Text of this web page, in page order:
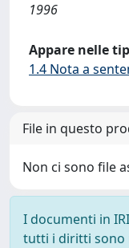
1996
Appare nelle
1.4 Nota a
File in questo
Non ci sono file
I documenti in
tutti i diritti sono